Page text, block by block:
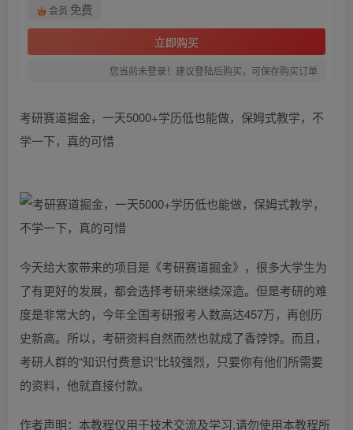
会员 免费
立即购买
您当前未登录！建议登陆后购买，可保存购买订单
考研赛道掘金，一天5000+学历低也能做，保姆式教学，不
学一下，真的可惜
今天给大家带来的项目是《考研赛道掘金》，很多大学生为
了有更好的发展，都会选择考研来继续深造。但是考研的难
度是非常大的，今年全国考研报考人数高达457万，再创历
史新高。所以，考研资料自然而然也就成了香饽饽。而且，
考研人群的“知识付费意识”比较强烈，只要你有他们所需要
的资料，他就直接付款。
作者声明：本教程仅用于技术交流及学习,请勿使用本教程所